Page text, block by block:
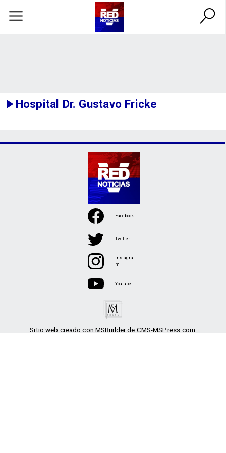
Hospital Dr. Gustavo Fricke
Sitio web creado con MSBuilder de CMS-MSPress.com
Facebook
Twitter
Instagra
m
Youtube